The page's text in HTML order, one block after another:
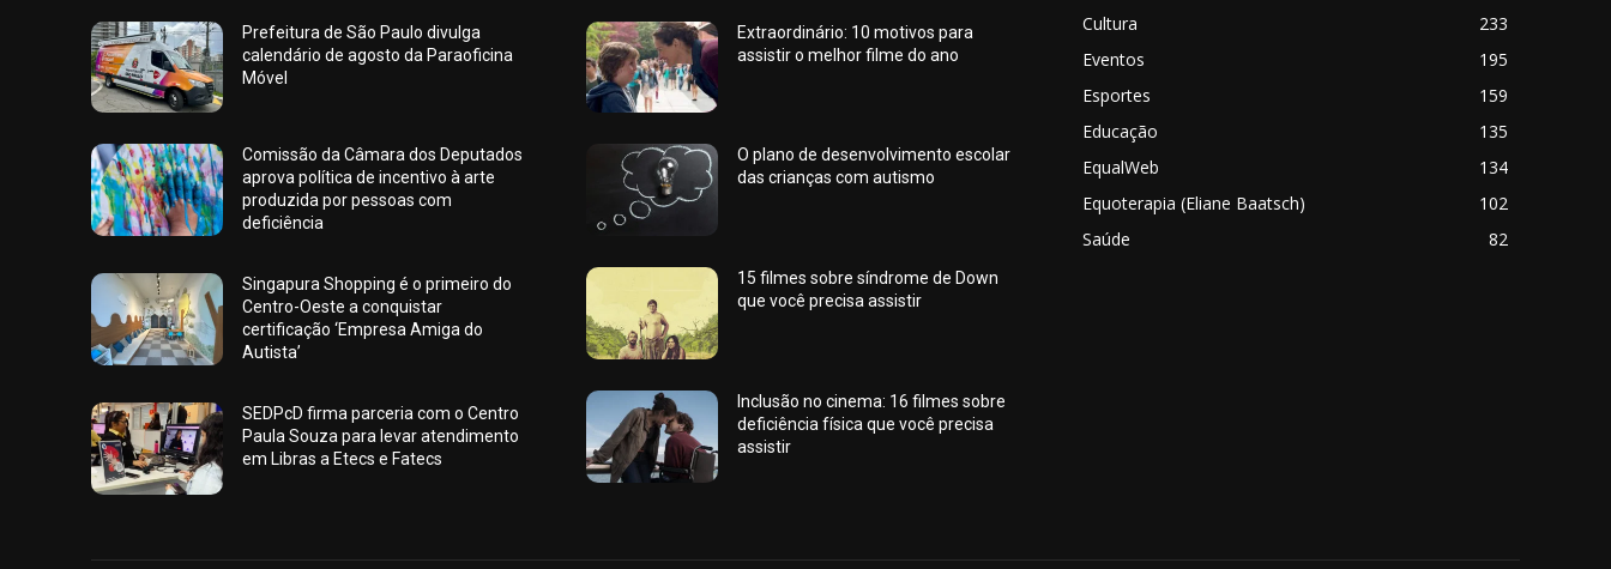
Prefeitura de São Paulo divulga
calendário de agosto da Paraoficina
Móvel
Comissão da Câmara dos Deputados
aprova política de incentivo à arte
produzida por pessoas com
deficiência
Singapura Shopping é o primeiro do
Centro-Oeste a conquistar
certificação ‘Empresa Amiga do
Autista’
SEDPcD firma parceria com o Centro
Paula Souza para levar atendimento
em Libras a Etecs e Fatecs
Extraordinário: 10 motivos para
assistir o melhor filme do ano
O plano de desenvolvimento escolar
das crianças com autismo
15 filmes sobre síndrome de Down
que você precisa assistir
Inclusão no cinema: 16 filmes sobre
deficiência física que você precisa
assistir
Cultura
233
Eventos
195
Esportes
159
Educação
135
EqualWeb
134
Equoterapia (Eliane Baatsch)
102
Saúde
82